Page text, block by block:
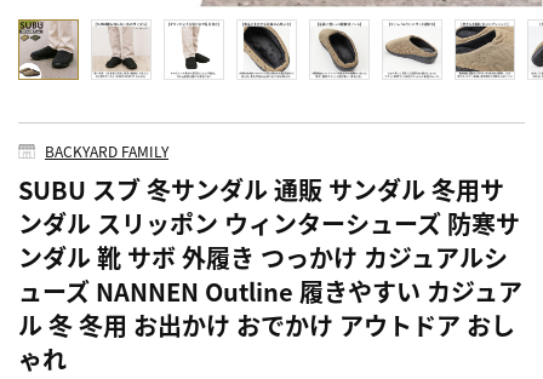
BACKYARD FAMILY
SUBU スブ 冬サンダル 通販 サンダル 冬用サ
ンダル スリッポン ウィンターシューズ 防寒サ
ンダル 靴 サボ 外履き つっかけ カジュアルシ
ューズ NANNEN Outline 履きやすい カジュア
ル 冬 冬用 お出かけ おでかけ アウトドア おし
ゃれ